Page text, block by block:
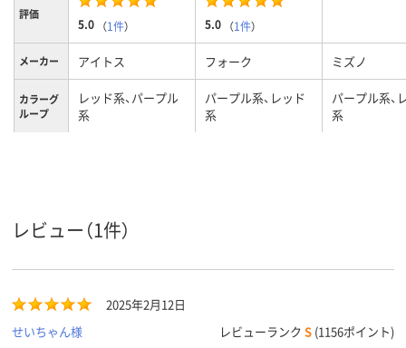
評価
5.0 （1件） 5.0 （1件）
メーカー アイトス フォーク ミズノ
カラーグ
ループ
レッド系、パープル
系
パープル系、レッド
系
パープル系、
系
レビュー（1件）
2025年2月12日
せいちゃん様
レビューランク S (1156ポイント)